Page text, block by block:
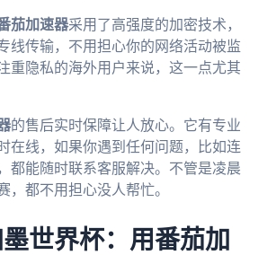
茄加速器采用了高强度的加密技术，
线传输，不用担心你的网络活动被监
重隐私的海外用户来说，这一点尤其
的售后实时保障让人放心。它有专业
在线，如果你遇到任何问题，比如连
都能随时联系客服解决。不管是凌晨
，都不用担心没人帮忙。
世界杯：用番茄加